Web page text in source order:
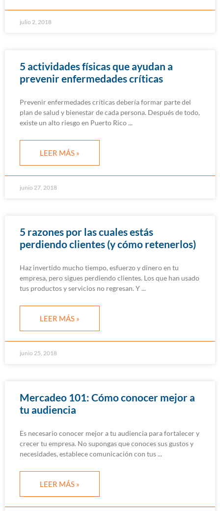
julio 2, 2018
5 actividades físicas que ayudan a
prevenir enfermedades críticas
Prevenir enfermedades críticas debería formar parte del
plan de salud y bienestar de cada persona. Después de todo,
existe un alto riesgo en Puerto Rico
LEER MÁS »
junio 27, 2018
5 razones por las cuales estás
perdiendo clientes (y cómo retenerlos)
Haz invertido mucho tiempo, esfuerzo y dinero en tu
empresa, pero sigues perdiendo clientes. Los que han usado
tus productos y servicios no regresan. Y
LEER MÁS »
junio 25, 2018
Mercadeo 101: Cómo conocer mejor a
tu audiencia
Es necesario conocer mejor a tu audiencia para fortalecer y
crecer tu empresa. No supongas que conoces sus gustos y
necesidades, establece comunicación con tus
LEER MÁS »